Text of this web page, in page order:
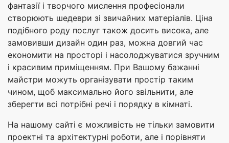
фантазії і творчого мислення професіонали
створюють шедеври зі звичайних матеріалів. Ціна
подібного роду послуг також досить висока, але
замовивши дизайн один раз, можна довгий час
економити на просторі і насолоджуватися зручним
і красивим приміщенням. При Вашому бажанні
майстри можуть організувати простір таким
чином, щоб максимально його звільнити, але
зберегти всі потрібні речі і порядку в кімнаті.
На нашому сайті є можливість не тільки замовити
проектні та архітектурні роботи, але і порівняти